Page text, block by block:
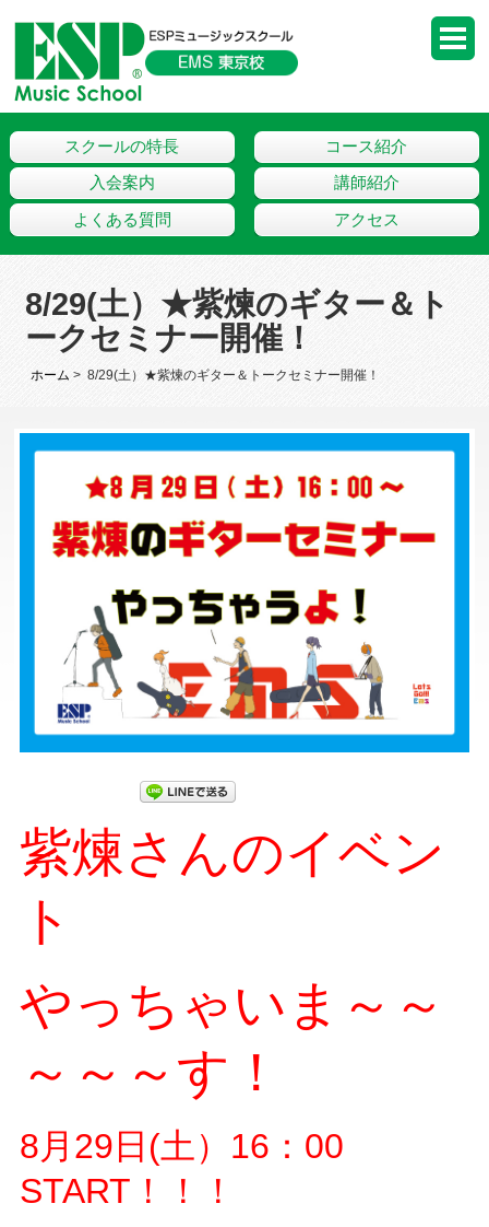
スクールの特長
コース紹介
入会案内
講師紹介
よくある質問
アクセス
8/29(土）★紫煉のギター＆ト
ークセミナー開催！
ホーム > 8/29(土）★紫煉のギター＆トークセミナー開催！
紫煉さんのイベン
ト
やっちゃいま～～
～～～す！
8月29日(土）16：00
START！！！